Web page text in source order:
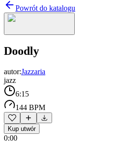
Powrót do katalogu
Doodly
autor:Jazzaria
jazz
6:15
144 BPM
Kup utwór
0:00